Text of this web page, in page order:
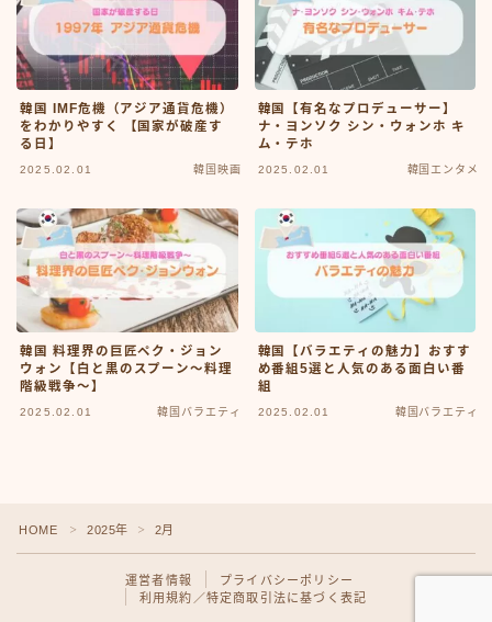
韓国 IMF危機（アジア通貨危機）
をわかりやすく 【国家が破産す
る日】
2025.02.01 韓国映画
韓国【有名なプロデューサー】
ナ・ヨンソク シン・ウォンホ キ
ム・テホ
2025.02.01 韓国エンタメ
韓国 料理界の巨匠ペク・ジョン
ウォン【白と黒のスプーン〜料理
階級戦争〜】
2025.02.01 韓国バラエティ
韓国【バラエティの魅力】おすす
め番組5選と人気のある面白い番
組
2025.02.01 韓国バラエティ
HOME ＞ 2025年 ＞ 2月
運営者情報
プライバシーポリシー
利用規約／特定商取引法に基づく表記